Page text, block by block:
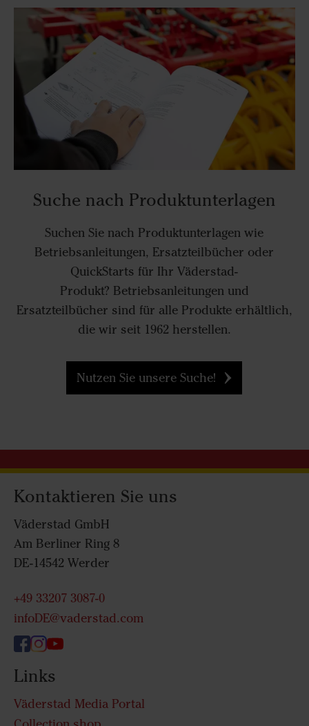
Suche nach Produktunterlagen
Suchen Sie nach Produktunterlagen wie
Betriebsanleitungen, Ersatzteilbücher oder
QuickStarts für Ihr Väderstad-
Produkt? Betriebsanleitungen und
Ersatzteilbücher sind für alle Produkte erhältlich,
die wir seit 1962 herstellen.
Nutzen Sie unsere Suche!
Kontaktieren Sie uns
Väderstad GmbH
Am Berliner Ring 8
DE-14542 Werder
+49 33207 3087-0
infoDE@vaderstad.com
Links
Väderstad Media Portal